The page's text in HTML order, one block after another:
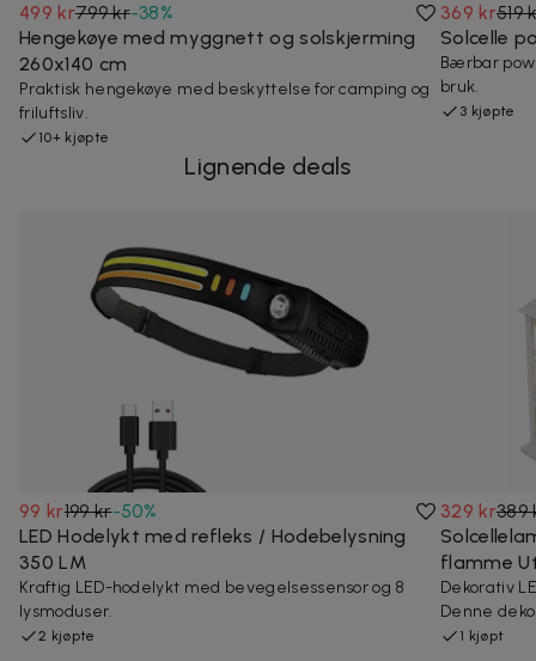
499 kr799 kr-38%
Hengekøye med myggnett og solskjerming
260x140 cm
Praktisk hengekøye med beskyttelse for camping og
friluftsliv.
10+ kjøpte
369 kr519
Solcelle
Bærbar
bruk.
3 kjøpte
Lignende deals
99 kr199 kr-50%
LED Hodelykt med refleks / Hodebelysning
350 LM
Kraftig LED-hodelykt med bevegelsessensor og 8
lysmoduser.
2 kjøpte
329 kr389
flamme
Dekorativ
Denne
1 kjøpt